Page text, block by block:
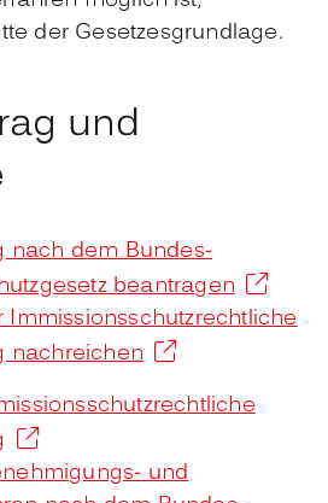
der Gesetzesgrundlage.
und
nach dem Bundes-
beantragen
Immissionsschutzrechtliche
nachreichen
und